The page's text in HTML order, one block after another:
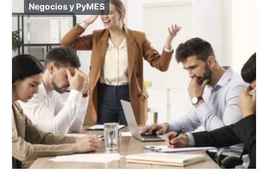
Negocios y PyMES